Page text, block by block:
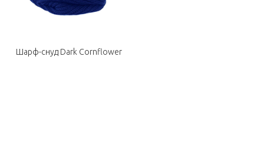
Шарф-снуд Dark Cornflower